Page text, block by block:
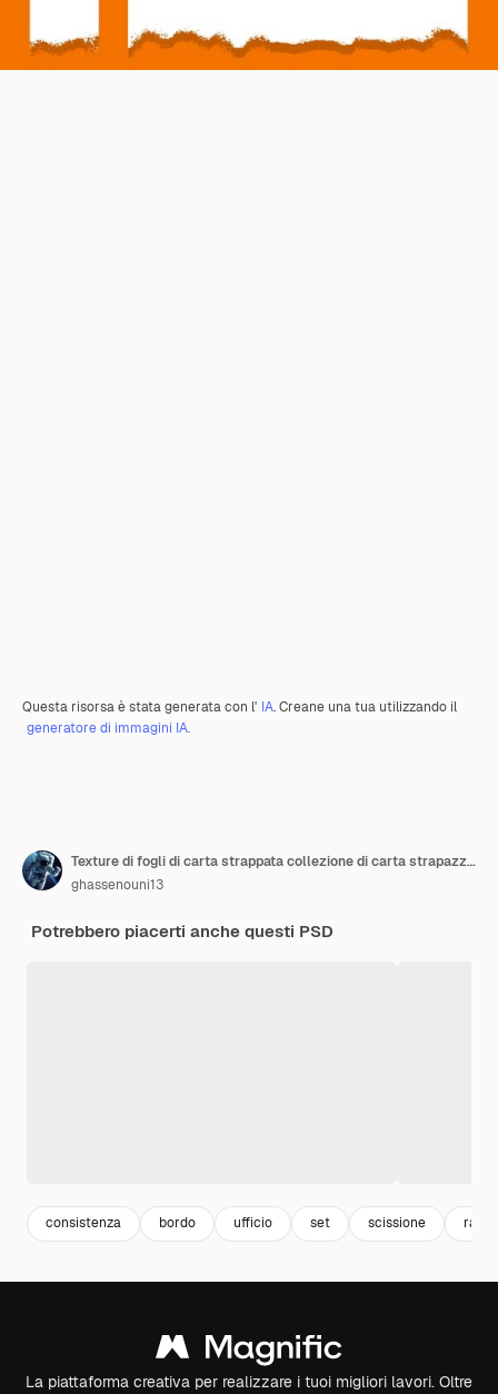
Questa risorsa è stata generata con l' IA. Creane una tua utilizzando il
generatore di immagini IA.
Texture di fogli di carta strappata collezione di carta strapazzata realistica
ghassenouni13
Potrebbero piacerti anche questi PSD
consistenza bordo ufficio set scissione
La piattaforma creativa per realizzare i tuoi migliori lavori. Oltre